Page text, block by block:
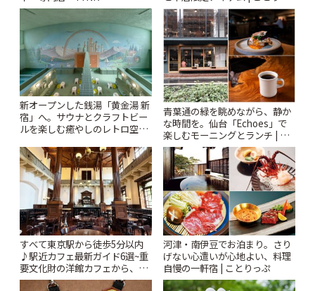
Kabutocho」 | ことりっぷ
ぷ
新オープンした銭湯「黄金湯 新
宿」へ。サウナとクラフトビー
ルを楽しむ癒やしのレトロ空間
青葉通の緑を眺めながら、静か
な時間を。仙台「Echoes」で
楽しむモーニングとランチ | こ
とりっぷ
すべて東京駅から徒歩5分以内
♪駅近カフェ最新ガイド6選~重
要文化財の洋館カフェから、改
札すぐのレトロ喫茶まで~ | こと
河津・南伊豆でお泊まり。さり
げない心遣いが心地よい、料理
自慢の一軒宿 | ことりっぷ